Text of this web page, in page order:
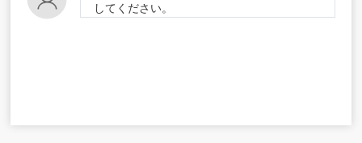
してください。